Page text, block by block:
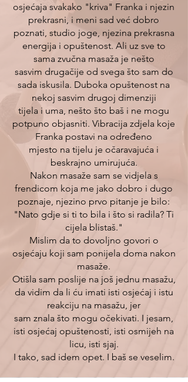
osjećaja svakako "kriva" Franka i njezin
prekrasni, i meni sad već dobro
poznati, studio joge, njezina prekrasna
energija i opuštenost. Ali uz sve to
sama zvučna masaža je nešto
sasvim drugačije od svega što sam do
sada iskusila. Duboka opuštenost na
nekoj sasvim drugoj dimenziji
tijela i uma, nešto što baš i ne mogu
potpuno objasniti. Vibracija zdjela koje
Franka postavi na određeno
mjesto na tijelu je očaravajuća i
beskrajno umirujuća.
Nakon masaže sam se vidjela s
frendicom koja me jako dobro i dugo
poznaje, njezino prvo pitanje je bilo:
"Nato gdje si ti to bila i što si radila? Ti
cijela blistaš."
Mislim da to dovoljno govori o
osjećaju koji sam ponijela doma nakon
masaže.
Otišla sam poslije na još jednu masažu,
da vidim da li ću imati isti osjećaj i istu
reakciju na masažu, jer
sam znala što mogu očekivati. I jesam,
isti osjećaj opuštenosti, isti osmijeh na
licu, isti sjaj.
I tako, sad idem opet. I baš se veselim.